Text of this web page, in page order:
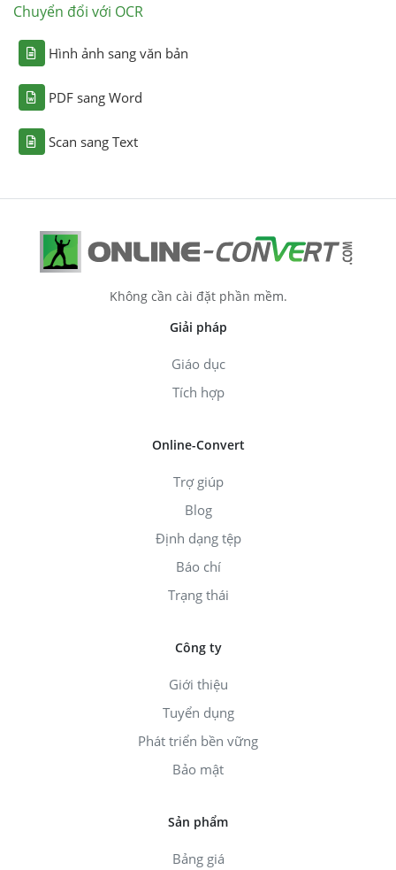
Chuyển đổi với OCR
Hình ảnh sang văn bản
PDF sang Word
Scan sang Text
Không cần cài đặt phần mềm.
Giải pháp
Giáo dục
Tích hợp
Online-Convert
Trợ giúp
Blog
Định dạng tệp
Báo chí
Trạng thái
Công ty
Giới thiệu
Tuyển dụng
Phát triển bền vững
Bảo mật
Sản phẩm
Bảng giá